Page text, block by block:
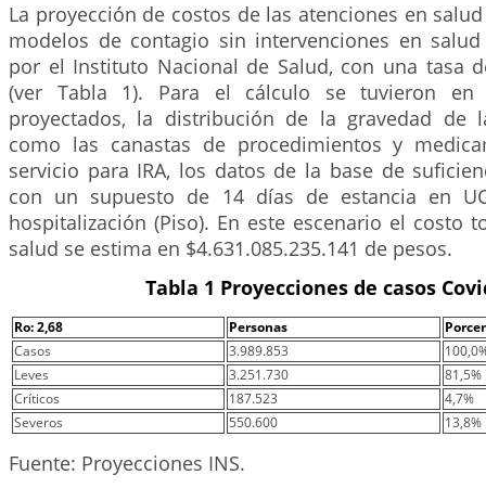
La proyección de costos de las atenciones en
modelos de contagio sin intervenciones en
por el Instituto Nacional de Salud, con una tasa
(ver Tabla 1). Para el cálculo se tuvieron en
proyectados, la distribución de la gravedad de
como las canastas de procedimientos y
servicio para IRA, los datos de la base de
con un supuesto de 14 días de estancia en
hospitalización (Piso). En este escenario el costo
salud se estima en $4.631.085.235.141 de pesos.
Tabla 1 Proyecciones de casos
Ro: 2,68 Personas
Casos
3.989.853
Leves
3.251.730
81,5%
Críticos
187.523
4,7%
Severos
550.600 13,8%
Fuente: Proyecciones INS.